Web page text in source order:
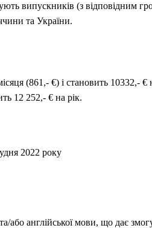
випускників (з відповідним
та України.
(861,- €) і становить 10332,- €
12 252,- € на рік.
2022 року
або англійської мови, що дає